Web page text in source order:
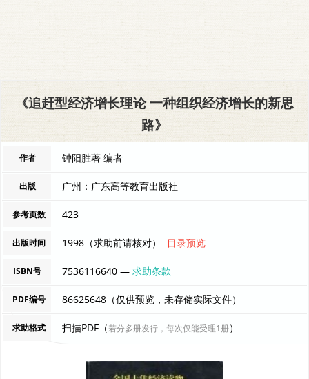
《追赶型经济增长理论 一种组织经济增长的新思
路》
作者 钟阳胜著 编者
出版 广州：广东高等教育出版社
参考页数 423
出版时间 1998（求助前请核对） 目录预览
ISBN号 7536116640 —求助条款
PDF编号 86625648（仅供预览，未存储实际文件）
求助格式 扫描PDF（若分多册发行，每次仅能受理1册）